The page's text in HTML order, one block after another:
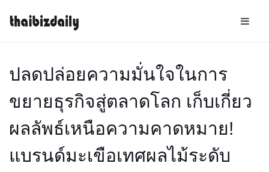
ปลดปล่อยความมั่นใจในการ
ขยายธุรกิจสู่ตลาดโลก เก็บเกี่ยว
ผลลัพธ์เหนือความคาดหมาย!
แบรนด์มะเขือเทศผลไม้ระดับ